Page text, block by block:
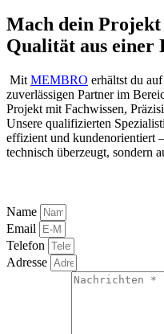
Mach dein
Qualität aus einer
Mit MEMBRO erhältst du
zuverlässigen Partner im
Projekt mit Fachwissen,
Unsere qualifizierten
effizient und kundenorientiert
technisch überzeugt, sondern
Name
Email
Telefon
Adresse